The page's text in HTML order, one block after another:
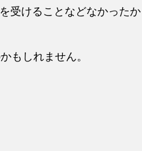
受けることなどなかった
もしれません。